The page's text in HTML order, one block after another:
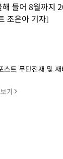
들어 8월까지
조은아 기자]
스트 무단전재 및
기